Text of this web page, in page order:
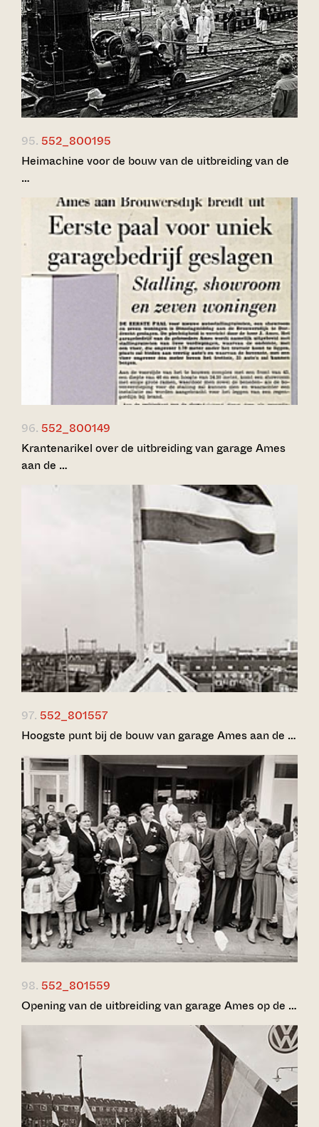
95. 552_800195
Heimachine voor de bouw van de uitbreiding van de
…
96. 552_800149
Krantenarikel over de uitbreiding van garage Ames
aan de …
97. 552_801557
Hoogste punt bij de bouw van garage Ames aan de …
98. 552_801559
Opening van de uitbreiding van garage Ames op de …